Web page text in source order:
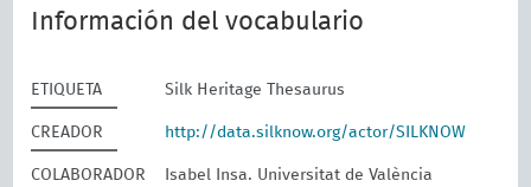
Información del vocabulario
ETIQUETA Silk Heritage Thesaurus
CREADOR http://data.silknow.org/actor/SILKNOW
COLABORADOR
Isabel Insa. Universitat de València